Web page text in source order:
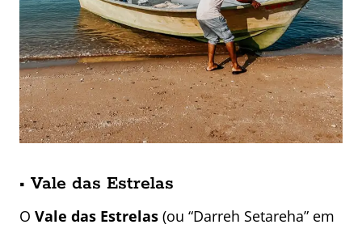
• Vale das Estrelas
O Vale das Estrelas (ou “Darreh Setareha” em